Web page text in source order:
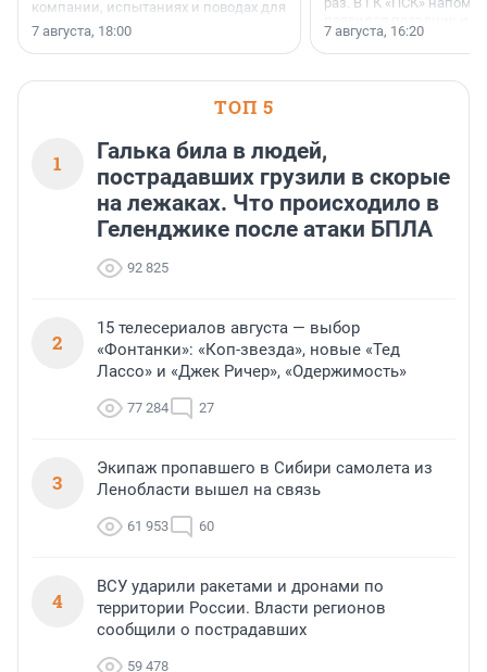
компании, испытаниях и поводах для
осторожного оптимизма.
7 августа, 18:00
поменялась роль
7 августа, 16:20
ТОП 5
1
Галька била в людей,
пострадавших грузили в скорые
на лежаках. Что происходило в
Геленджике после атаки БПЛА
92 825
2
15 телесериалов августа — выбор
«Фонтанки»: «Коп-звезда», новые «Тед
Лассо» и «Джек Ричер», «Одержимость»
77 284 27
3
Экипаж пропавшего в Сибири самолета из
Ленобласти вышел на связь
61 953 60
4
ВСУ ударили ракетами и дронами по
территории России. Власти регионов
сообщили о пострадавших
59 478